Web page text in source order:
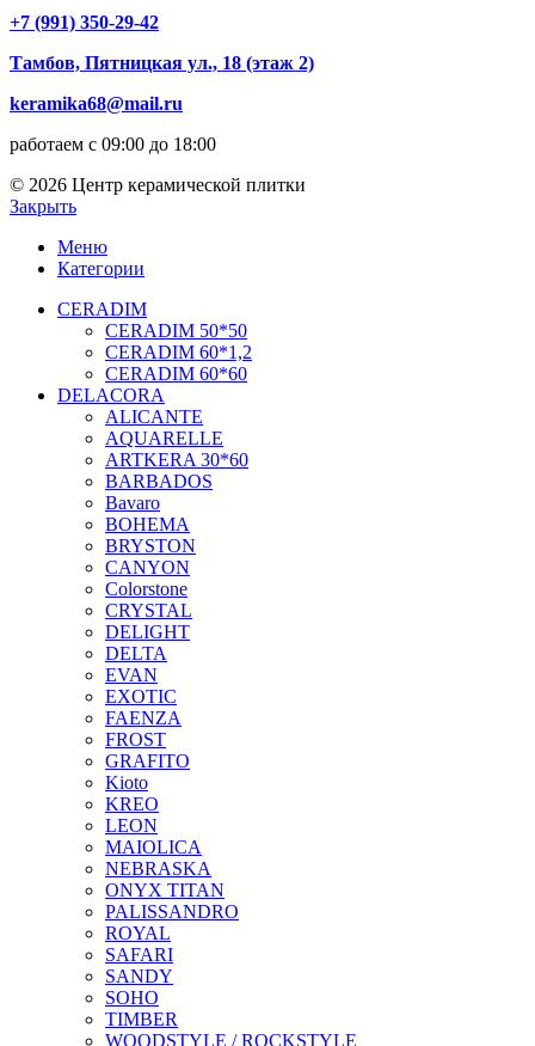
+7 (991) 350-29-42
Тамбов, Пятницкая ул., 18 (этаж 2)
keramika68@mail.ru
работаем с 09:00 до 18:00
© 2026 Центр керамической плитки
Закрыть
Меню
Категории
CERADIM
CERADIM 50*50
CERADIM 60*1,2
CERADIM 60*60
DELACORA
ALICANTE
AQUARELLE
ARTKERA 30*60
BARBADOS
Bavaro
BOHEMA
BRYSTON
CANYON
Colorstone
CRYSTAL
DELIGHT
DELTA
EVAN
EXOTIC
FAENZA
FROST
GRAFITO
Kioto
KREO
LEON
MAIOLICA
NEBRASKA
ONYX TITAN
PALISSANDRO
ROYAL
SAFARI
SANDY
SOHO
TIMBER
WOODSTYLE / ROCKSTYLE